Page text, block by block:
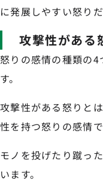
に発展しやすい怒りだ
攻撃性がある
怒りの感情の種類の
す。
攻撃性がある怒りと
性を持つ怒りの感情で
モノを投げたり蹴っ
います。